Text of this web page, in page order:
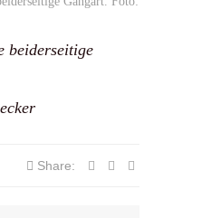
beiderseitige
Share: